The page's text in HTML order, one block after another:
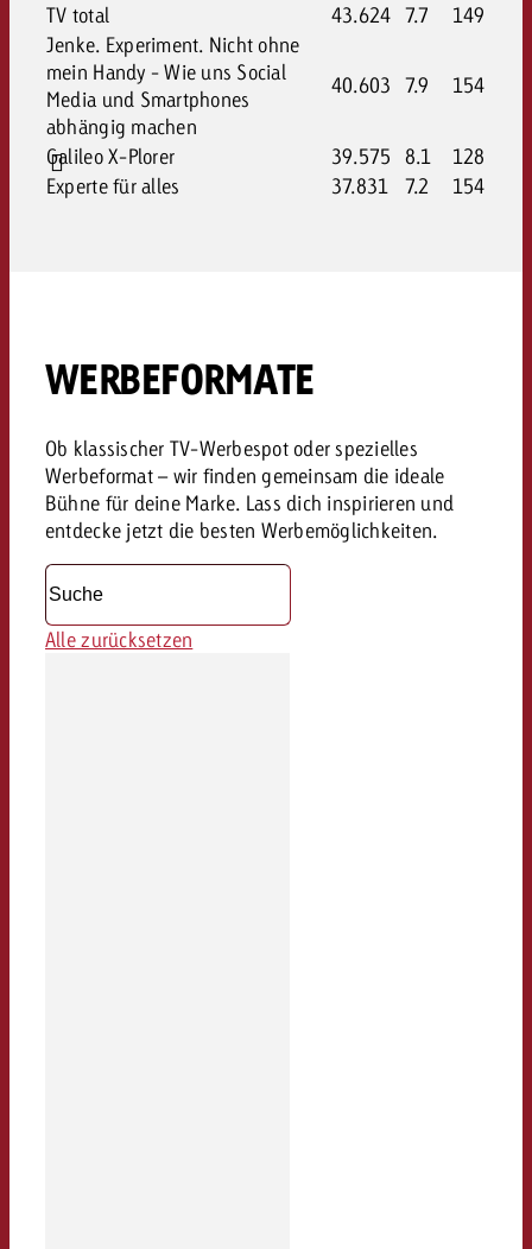
TV total 43.624 7.7
149
Jenke. Experiment. Nicht ohne
mein Handy - Wie uns Social
Media und Smartphones
abhängig machen
40.603 7.9 154
Galileo X-Plorer 39.575 8.1
128
Experte für alles
37.831 7.2 154
WERBEFORMATE
Ob klassischer TV-Werbespot oder spezielles
Werbeformat – wir finden gemeinsam die ideale
Bühne für deine Marke. Lass dich inspirieren und
entdecke jetzt die besten Werbemöglichkeiten.
Alle zurücksetzen